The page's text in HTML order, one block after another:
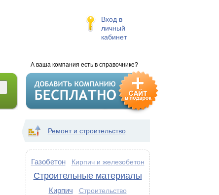
Вход в
личный
кабинет
А ваша компания есть в справочнике?
Ремонт и строительство
Газобетон Кирпич и железобетон
Строительные материалы
Кирпич
Строительство